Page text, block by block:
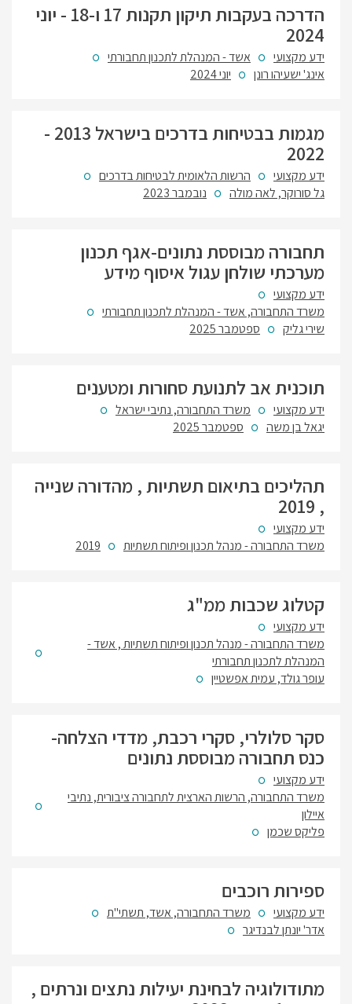
הדרכה בעקבות תיקון תקנות 17 ו-18 - יוני
2024
ידע מקצועי
אשד - המנהלת לתכנון תחבורתי
אינג' ישעיהו רונן
יוני 2024
מגמות בבטיחות בדרכים בישראל 2013 -
2022
ידע מקצועי
הרשות הלאומית לבטיחות בדרכים
גל סורוקר, לאה מולה
נובמבר 2023
תחבורה מבוססת נתונים-אגף תכנון
מערכתי שולחן עגול איסוף מידע
ידע מקצועי
משרד התחבורה, אשד - המנהלת לתכנון תחבורתי
שירי גליק
ספטמבר 2025
תוכנית אב לתנועת סחורות ומטענים
ידע מקצועי
משרד התחבורה, נתיבי ישראל
יגאל בן משה
ספטמבר 2025
תהליכים בתיאום תשתיות , מהדורה שנייה
, 2019
ידע מקצועי
משרד התחבורה - מנהל תכנון ופיתוח תשתיות
2019
קטלוג שכבות ממ"ג
ידע מקצועי
משרד התחבורה - מנהל תכנון ופיתוח תשתיות , אשד -
המנהלת לתכנון תחבורתי
עופר גולד, עמית אפשטיין
סקר סלולרי, סקרי רכבת, מדדי הצלחה-
כנס תחבורה מבוססת נתונים
ידע מקצועי
משרד התחבורה, הרשות הארצית לתחבורה ציבורית, נתיבי
איילון
פליקס שכמן
ספירות רוכבים
ידע מקצועי
משרד התחבורה, אשד, תשתי"ת
אדר' יונתן לבנדיגר
מתודולוגיה לבחינת יעילות נתצים ונרתים ,